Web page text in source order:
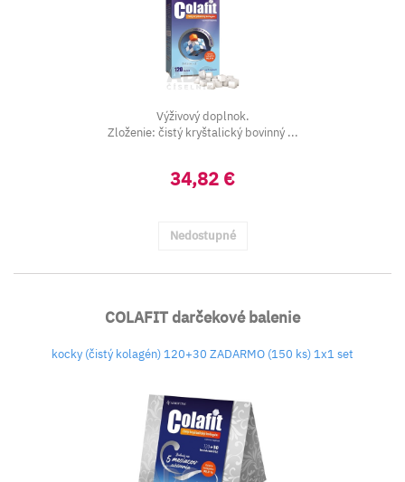
Výživový doplnok.
Zloženie: čistý kryštalický bovinný ...
34,82 €
Nedostupné
COLAFIT darčekové balenie
kocky (čistý kolagén) 120+30 ZADARMO (150 ks) 1x1 set